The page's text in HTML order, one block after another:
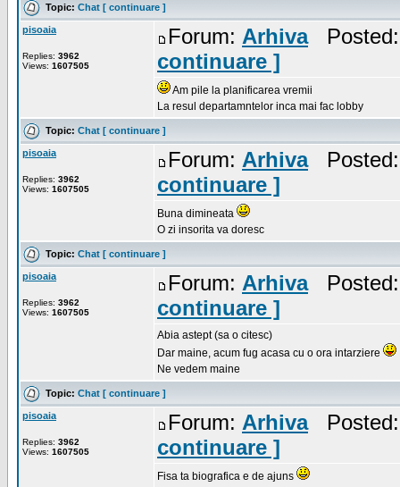
Topic: Chat [ continuare ]
pisoaia
Replies: 3962
Views: 1607505
Forum: ArhivaPosted:
continuare ]
Am pile la planificarea vremii
La resul departamntelor inca mai fac lobby
Topic: Chat [ continuare ]
pisoaia
Replies: 3962
Views: 1607505
Forum: ArhivaPosted:
continuare ]
Buna dimineata
O zi insorita va doresc
Topic: Chat [ continuare ]
pisoaia
Replies: 3962
Views: 1607505
Forum: ArhivaPosted:
continuare ]
Abia astept (sa o citesc)
Dar maine, acum fug acasa cu o ora intarziere
Ne vedem maine
Topic: Chat [ continuare ]
pisoaia
Replies: 3962
Views: 1607505
Forum: ArhivaPosted:
continuare ]
Fisa ta biografica e de ajuns